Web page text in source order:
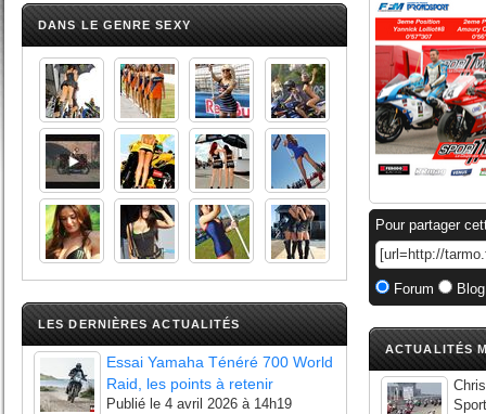
DANS LE GENRE SEXY
LES DERNIÈRES ACTUALITÉS
Essai Yamaha Ténéré 700 World
Raid, les points à retenir
Publié le 4 avril 2026 à 14h19
Pour partager
Forum
ACTUALITÉS